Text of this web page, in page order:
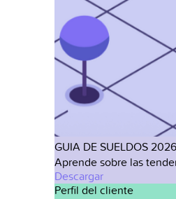
GUIA DE SUELDOS 2026
Aprende sobre las
Descargar
Perfil del cliente